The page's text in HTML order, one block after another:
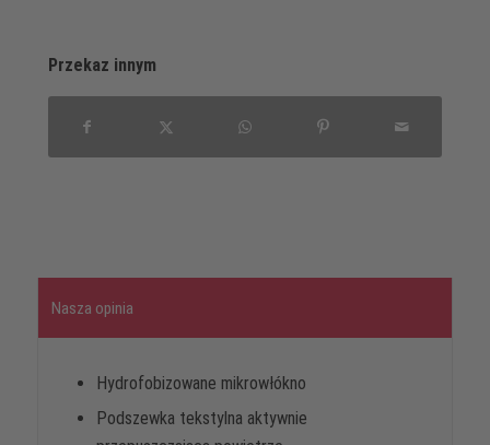
Przekaz innym
Nasza opinia
Hydrofobizowane mikrowłókno
Podszewka tekstylna aktywnie